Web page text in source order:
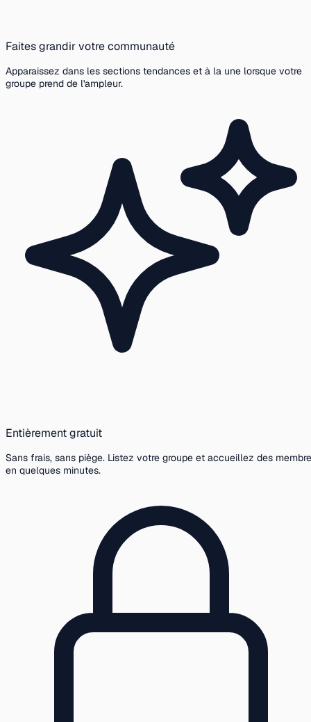
Faites grandir votre communauté
Apparaissez dans les sections tendances et à la une lorsque votre
groupe prend de l'ampleur.
Entièrement gratuit
Sans frais, sans piège. Listez votre groupe et accueillez des
en quelques minutes.